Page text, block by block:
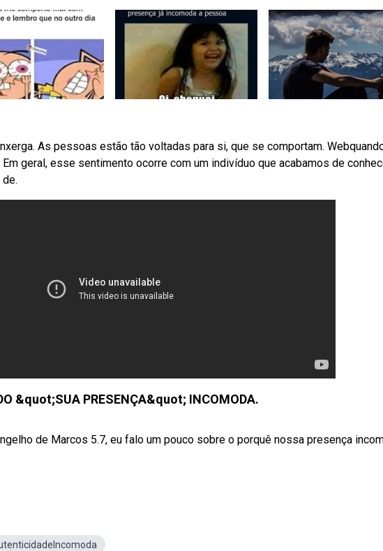
As pessoas estão tão voltadas para si, que se comportam.
geral, esse sentimento ocorre com um indivíduo que acabamos de
&quot;SUA PRESENÇA&quot; INCOMODA.
de Marcos 5.7, eu falo um pouco sobre o porquê nossa presença